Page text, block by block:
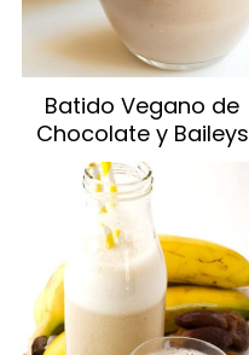
Batido Vegano de
Chocolate y Baileys